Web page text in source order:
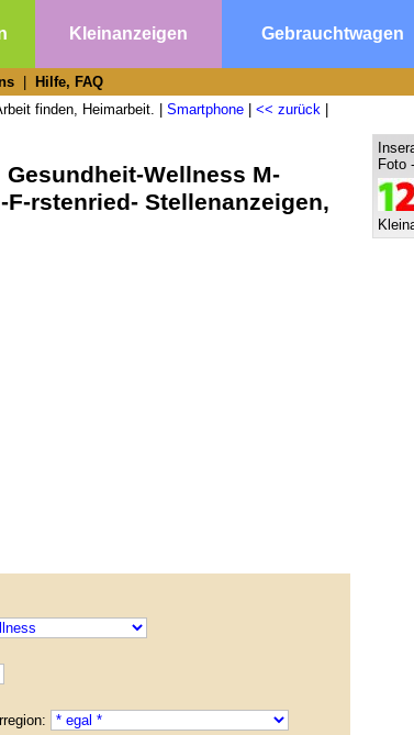
Kleinanzeigen Gebrauchtwagen
Hilfe, FAQ
finden, Heimarbeit. | Smartphone << zurück
Wellness M-
rstenried- Stellenanzeigen,
Foto